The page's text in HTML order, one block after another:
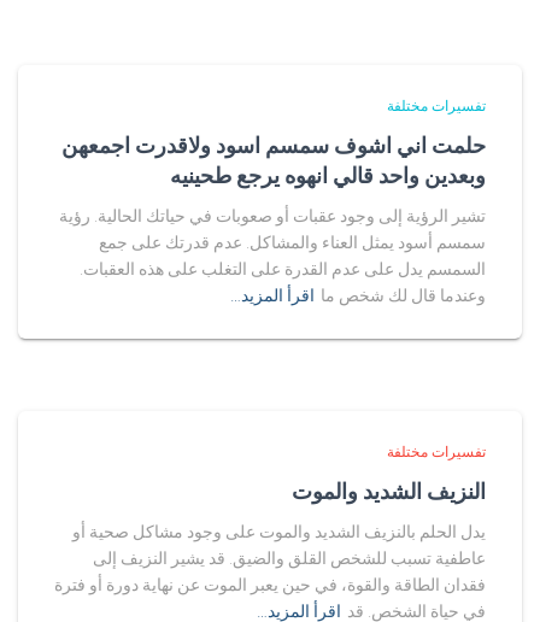
تفسيرات مختلفة
حلمت اني اشوف سمسم اسود ولاقدرت اجمعهن
وبعدين واحد قالي انهوه يرجع طحينيه
تشير الرؤية إلى وجود عقبات أو صعوبات في حياتك الحالية. رؤية
سمسم أسود يمثل العناء والمشاكل. عدم قدرتك على جمع
السمسم يدل على عدم القدرة على التغلب على هذه العقبات.
وعندما قال لك شخص ما اقرأ المزيد…
تفسيرات مختلفة
النزيف الشديد والموت
يدل الحلم بالنزيف الشديد والموت على وجود مشاكل صحية أو
عاطفية تسبب للشخص القلق والضيق. قد يشير النزيف إلى
فقدان الطاقة والقوة، في حين يعبر الموت عن نهاية دورة أو فترة
في حياة الشخص. قد اقرأ المزيد…